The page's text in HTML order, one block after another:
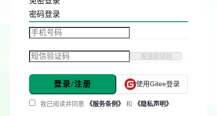
密码登录
发送验证码
登录/注册 使用Gitee登录
我已阅读并同意 《服务条例》 和 《隐私声明》